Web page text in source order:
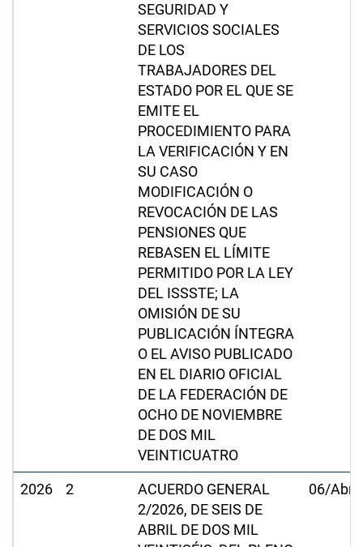
SEGURIDAD Y
SERVICIOS SOCIALES
DE LOS
TRABAJADORES DEL
ESTADO POR EL QUE SE
EMITE EL
PROCEDIMIENTO PARA
LA VERIFICACIÓN Y EN
SU CASO
MODIFICACIÓN O
REVOCACIÓN DE LAS
PENSIONES QUE
REBASEN EL LÍMITE
PERMITIDO POR LA LEY
DEL ISSSTE; LA
OMISIÓN DE SU
PUBLICACIÓN ÍNTEGRA
O EL AVISO PUBLICADO
EN EL DIARIO OFICIAL
DE LA FEDERACIÓN DE
OCHO DE NOVIEMBRE
DE DOS MIL
VEINTICUATRO
2026 2
ACUERDO GENERAL
2/2026, DE SEIS DE
ABRIL DE DOS MIL
06/Abr/